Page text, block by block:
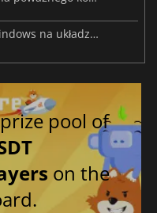
NVIDIA przedstawia RTX Spark Windows na układzie Arm dla PC i laptopów
pool of
on the